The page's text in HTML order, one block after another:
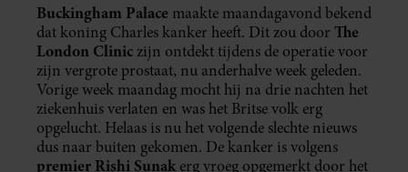
Buckingham Palace maakte maandagavond bekend
dat koning Charles kanker heeft. Dit zou door The
London Clinic zijn ontdekt tijdens de operatie voor
zijn vergrote prostaat, nu anderhalve week geleden.
Vorige week maandag mocht hij na drie nachten het
ziekenhuis verlaten en was het Britse volk erg
opgelucht. Helaas is nu het volgende slechte nieuws
dus naar buiten gekomen. De kanker is volgens
premier Rishi Sunak erg vroeg opgemerkt door het